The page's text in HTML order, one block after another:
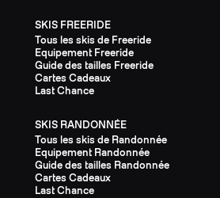
SKIS FREERIDE
Tous les skis de Freeride
Equipement Freeride
Guide des tailles Freeride
Cartes Cadeaux
Last Chance
SKIS RANDONNÉE
Tous les skis de Randonnée
Equipement Randonnée
Guide des tailles Randonnée
Cartes Cadeaux
Last Chance